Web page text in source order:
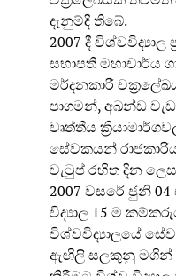
දැනුම්දී තිබේ.
2007 දී
සභාපති මහාචාර්ය
මර්දනකාරී
පාගමන්, අඛන්ඩ
වෘත්තීය
සේවකයන්
වැටුප් රහිත දින
2007 වසරේ ජුනි
විද්‍යාල 15 ම
විශ්වවිද්‍යාලයේ
ඇඟිලි සලකුනු මගින්